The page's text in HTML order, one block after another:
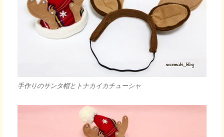
手作りのサンタ帽とトナカイカチューシャ